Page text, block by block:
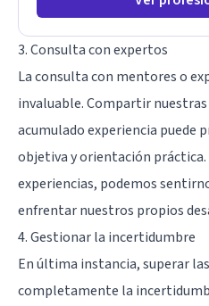
3. Consulta con expertos
La consulta con mentores o
invaluable. Compartir nuestras
acumulado experiencia puede
objetiva y orientación práctica.
experiencias, podemos
enfrentar nuestros propios
4. Gestionar la incertidumbre
En última instancia, superar
completamente la